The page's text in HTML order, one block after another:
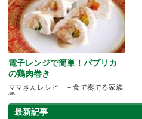
電子レンジで簡単！パプリカ
の鶏肉巻き
ママさんレシピ －食で奏でる家族
愛－
最新記事